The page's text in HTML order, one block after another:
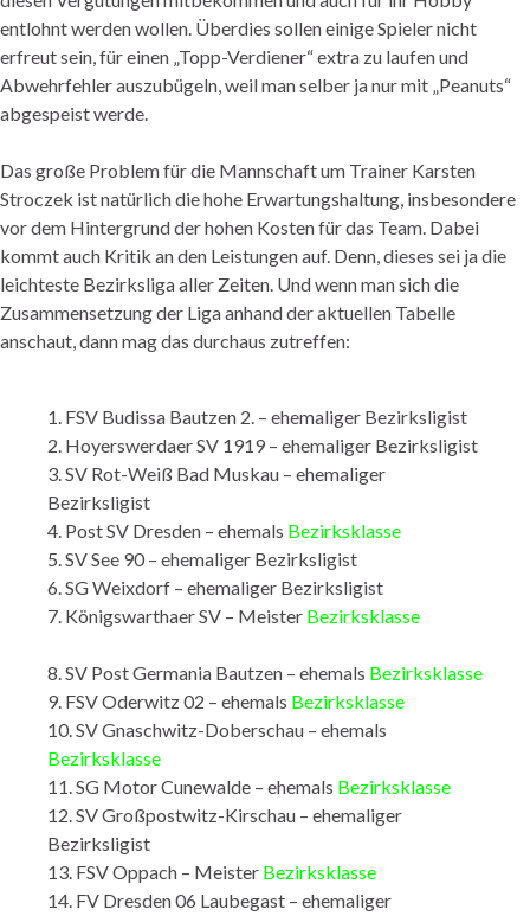
entlohnt werden wollen. Überdies sollen einige Spieler nicht
erfreut sein, für einen „Topp-Verdiener“ extra zu laufen und
Abwehrfehler auszubügeln, weil man selber ja nur mit „Peanuts“
abgespeist werde.
Das große Problem für die Mannschaft um Trainer Karsten
Stroczek ist natürlich die hohe Erwartungshaltung, insbesondere
vor dem Hintergrund der hohen Kosten für das Team. Dabei
kommt auch Kritik an den Leistungen auf. Denn, dieses sei ja die
leichteste Bezirksliga aller Zeiten. Und wenn man sich die
Zusammensetzung der Liga anhand der aktuellen Tabelle
anschaut, dann mag das durchaus zutreffen:
1. FSV Budissa Bautzen 2. – ehemaliger Bezirksligist
2. Hoyerswerdaer SV 1919 – ehemaliger Bezirksligist
3. SV Rot-Weiß Bad Muskau – ehemaliger
Bezirksligist
4. Post SV Dresden – ehemals Bezirksklasse
5. SV See 90 – ehemaliger Bezirksligist
6. SG Weixdorf – ehemaliger Bezirksligist
7. Königswarthaer SV – Meister Bezirksklasse
8. SV Post Germania Bautzen – ehemals Bezirksklasse
9. FSV Oderwitz 02 – ehemals Bezirksklasse
10. SV Gnaschwitz-Doberschau – ehemals
Bezirksklasse
11. SG Motor Cunewalde – ehemals Bezirksklasse
12. SV Großpostwitz-Kirschau – ehemaliger
Bezirksligist
13. FSV Oppach – Meister Bezirksklasse
14. FV Dresden 06 Laubegast – ehemaliger